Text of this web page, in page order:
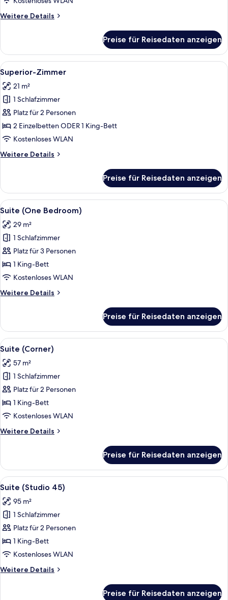
Weitere Details
Weitere
Zimmer
Preise für Reisedaten anzeigen
Alle
Fotos
für
Superior-
Zimmer
anzeigen
Ein Hotelzimmer mit einem großen
9
Superior-Zimmer
21 m²
1 Schlafzimmer
Platz für 2 Personen
2 Einzelbetten ODER 1 King-Bett
Kostenloses WLAN
Weitere Details
Weitere
Zimmer
Preise für Reisedaten anzeigen
Alle
Fotos
für
Suite
(One
Bedroom)
anzeigen
Ein modernes Schlafzimmer mit
11
Suite (One Bedroom)
29 m²
1 Schlafzimmer
Platz für 3 Personen
1 King-Bett
Kostenloses WLAN
Weitere Details
Weitere
(One
Bedroom)
Preise für Reisedaten anzeigen
Alle
Fotos
für
Suite
(Corner)
anzeigen
Ein modernes Wohnzimmer mit
11
Suite (Corner)
57 m²
1 Schlafzimmer
Platz für 2 Personen
1 King-Bett
Kostenloses WLAN
Weitere Details
Weitere
(Corner)
Preise für Reisedaten anzeigen
Alle
Fotos
für
Suite
(Studio
45)
anzeigen
Ein modernes Hotelzimmer mit DJ-
18
Suite (Studio 45)
95 m²
1 Schlafzimmer
Platz für 2 Personen
1 King-Bett
Kostenloses WLAN
Weitere Details
Weitere
Preise für Reisedaten anzeigen